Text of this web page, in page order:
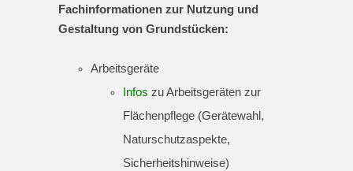
Fachinformationen zur Nutzung und
Gestaltung von Grundstücken:
Arbeitsgeräte
Infos zu Arbeitsgeräten zur
Flächenpflege (Gerätewahl,
Naturschutzaspekte,
Sicherheitshinweise)